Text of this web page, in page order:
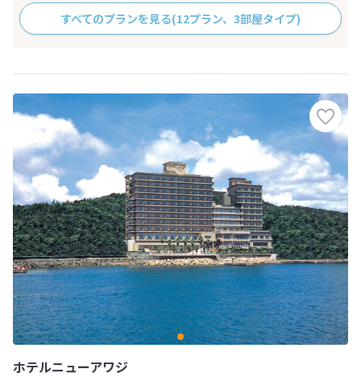
すべてのプランを見る(12プラン、3部屋タイプ)
ホテルニューアワジ